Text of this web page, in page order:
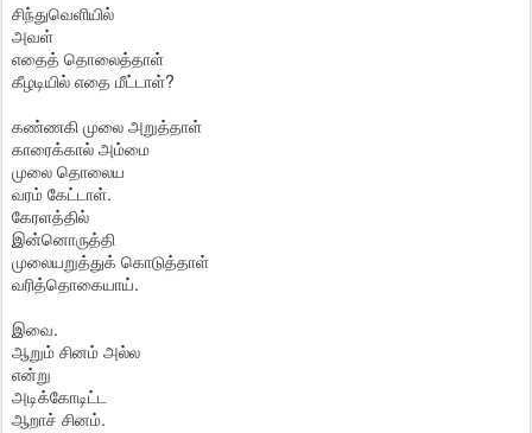
சிந்துவெளியில்
அவள்
எதைத் தொலைத்தாள்
கீழடியில் எதை மீட்டாள்?
கண்ணகி முலை அறுத்தாள்
காரைக்கால் அம்மை
முலை தொலைய
வரம் கேட்டாள்.
கேரளத்தில்
இன்னொருத்தி
முலையறுத்துக் கொடுத்தாள்
வரித்தொகையாய்.
இவை.
ஆறும் சினம் அல்ல
என்று
அடிக்கோடிட்ட
ஆறாச் சினம்.